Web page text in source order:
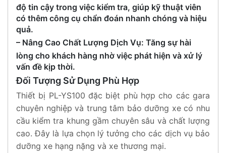
độ tin cậy trong việc kiểm tra, giúp kỹ thuật viên
có thêm công cụ chẩn đoán nhanh chóng và hiệu
quả.
– Nâng Cao Chất Lượng Dịch Vụ: Tăng sự hài
lòng cho khách hàng nhờ việc phát hiện và xử lý
vấn đề kịp thời.
Đối Tượng Sử Dụng Phù Hợp
Thiết bị PL-YS100 đặc biệt phù hợp cho các gara
chuyên nghiệp và trung tâm bảo dưỡng xe có nhu
cầu kiểm tra khung gầm chuyên sâu và chất lượng
cao. Đây là lựa chọn lý tưởng cho các dịch vụ bảo
dưỡng xe hạng nặng và xe thương mại.